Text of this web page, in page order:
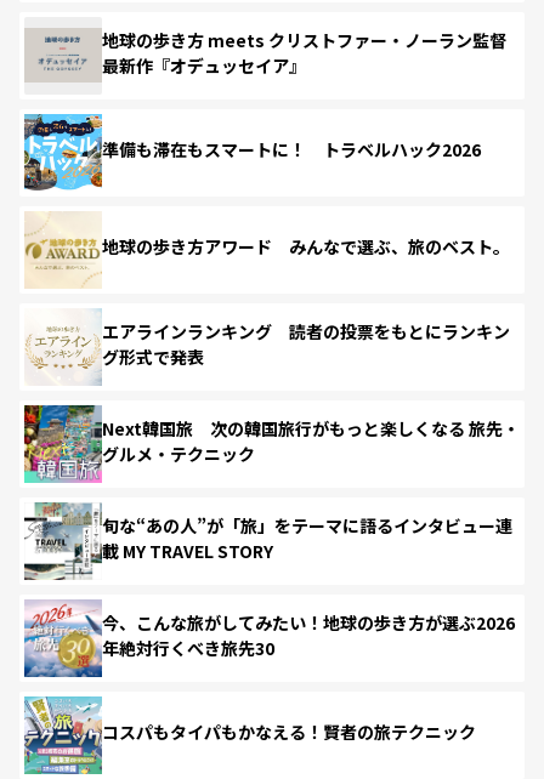
地球の歩き方 meets クリストファー・ノーラン監督
最新作『オデュッセイア』
準備も滞在もスマートに！ トラベルハック2026
地球の歩き方アワード みんなで選ぶ、旅のベスト。
エアラインランキング 読者の投票をもとにランキン
グ形式で発表
Next韓国旅 次の韓国旅行がもっと楽しくなる 旅先・
グルメ・テクニック
旬な“あの人”が「旅」をテーマに語るインタビュー連
載 MY TRAVEL STORY
今、こんな旅がしてみたい！地球の歩き方が選ぶ2026
年絶対行くべき旅先30
コスパもタイパもかなえる！賢者の旅テクニック